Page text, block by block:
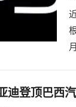
迪登顶巴西